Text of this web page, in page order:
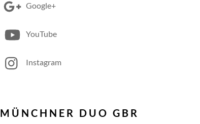
Google+
YouTube
Instagram
MÜNCHNER DUO GBR